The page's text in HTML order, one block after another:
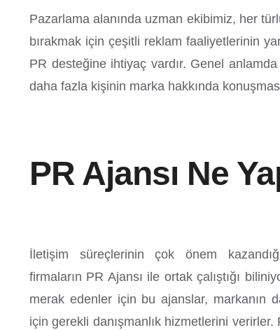
Pazarlama alanında uzman ekibimiz, her
bırakmak için çeşitli reklam faaliyetlerinin
PR desteğine ihtiyaç vardır. Genel
daha fazla kişinin marka hakkında
PR Ajansı Ne
İletişim süreçlerinin çok önem
firmaların PR Ajansı ile ortak çalıştığı
merak edenler için bu ajanslar, markanın
için gerekli danışmanlık hizmetlerini